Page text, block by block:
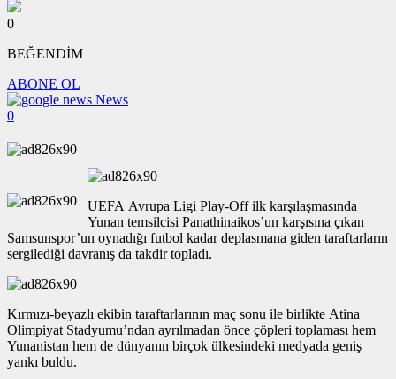
0
BEĞENDİM
ABONE OL
News
0
UEFA Avrupa Ligi Play-Off ilk karşılaşmasında
Yunan temsilcisi Panathinaikos’un karşısına çıkan
Samsunspor’un oynadığı futbol kadar deplasmana giden taraftarların
sergilediği davranış da takdir topladı.
Kırmızı-beyazlı ekibin taraftarlarının maç sonu ile birlikte Atina
Olimpiyat Stadyumu’ndan ayrılmadan önce çöpleri toplaması hem
Yunanistan hem de dünyanın birçok ülkesindeki medyada geniş
yankı buldu.